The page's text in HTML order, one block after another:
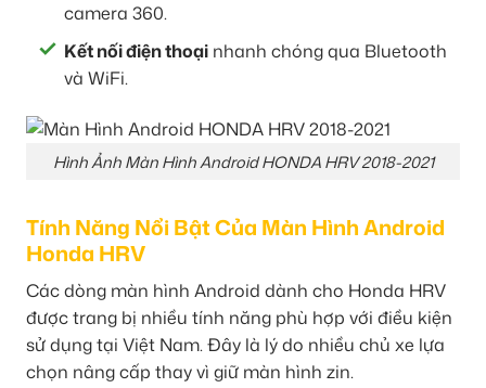
camera 360.
Kết nối điện thoại nhanh chóng qua Bluetooth
và WiFi.
Hình Ảnh Màn Hình Android HONDA HRV 2018-2021
Tính Năng Nổi Bật Của Màn Hình Android
Honda HRV
Các dòng màn hình Android dành cho Honda HRV
được trang bị nhiều tính năng phù hợp với điều kiện
sử dụng tại Việt Nam. Đây là lý do nhiều chủ xe lựa
chọn nâng cấp thay vì giữ màn hình zin.